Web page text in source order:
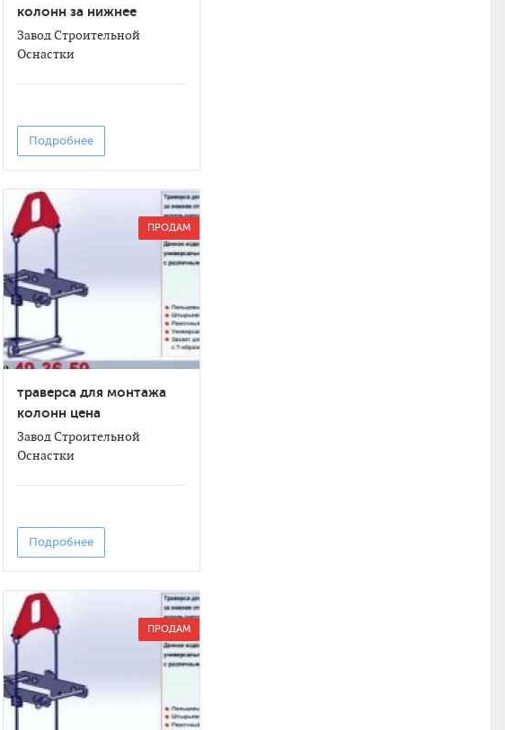
колонн за нижнее
отверстие
Завод Строительной
Оснастки
Подробнее
ПРОДАМ
траверса для монтажа
колонн цена
Завод Строительной
Оснастки
Подробнее
ПРОДАМ